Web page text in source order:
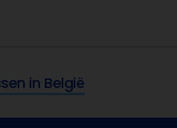
in België